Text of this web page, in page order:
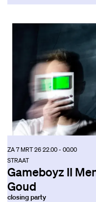
Gameboyz II
Goud
closing party
STRAAT
ZA 7 MRT 2622.00 - 00.00